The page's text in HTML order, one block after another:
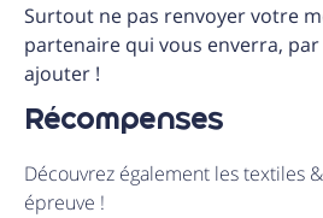
Surtout ne pas renvoyer votre
partenaire qui vous enverra,
ajouter !
Récompenses
Découvrez également les textiles
épreuve !